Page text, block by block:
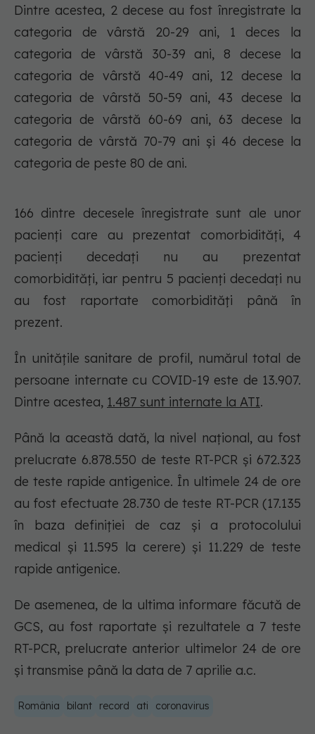
Dintre acestea, 2 decese au fost înregistrate la
categoria de vârstă 20-29 ani, 1 deces la
categoria de vârstă 30-39 ani, 8 decese la
categoria de vârstă 40-49 ani, 12 decese la
categoria de vârstă 50-59 ani, 43 decese la
categoria de vârstă 60-69 ani, 63 decese la
categoria de vârstă 70-79 ani și 46 decese la
categoria de peste 80 de ani.
166 dintre decesele înregistrate sunt ale unor
pacienți care au prezentat comorbidități, 4
pacienți decedați nu au prezentat
comorbidități, iar pentru 5 pacienți decedați nu
au fost raportate comorbidități până în
prezent.
În unitățile sanitare de profil, numărul total de
persoane internate cu COVID-19 este de 13.907.
Dintre acestea, 1.487 sunt internate la ATI.
Până la această dată, la nivel național, au fost
prelucrate 6.878.550 de teste RT-PCR și 672.323
de teste rapide antigenice. În ultimele 24 de ore
au fost efectuate 28.730 de teste RT-PCR (17.135
în baza definiției de caz și a protocolului
medical și 11.595 la cerere) și 11.229 de teste
rapide antigenice.
De asemenea, de la ultima informare făcută de
GCS, au fost raportate și rezultatele a 7 teste
RT-PCR, prelucrate anterior ultimelor 24 de ore
și transmise până la data de 7 aprilie a.c.
România bilant record ati coronavirus